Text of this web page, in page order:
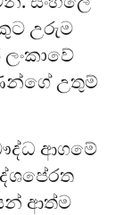
උරුම
උතුම්
ආගමේ
ආත්ම